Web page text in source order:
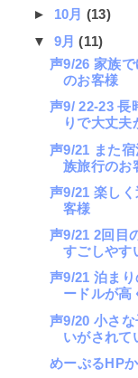
► 10月 (13)
▼ 9月(11)
声9/26 家族
のお客様
声9/ 22-23 長
りで大丈夫
声9/21 また
族旅行のお
声9/21 楽し
客様
声9/21 2回目
すごしやす
声9/21 泊ま
ードルが高
声9/20 小さ
いがされて
めーぷるHP